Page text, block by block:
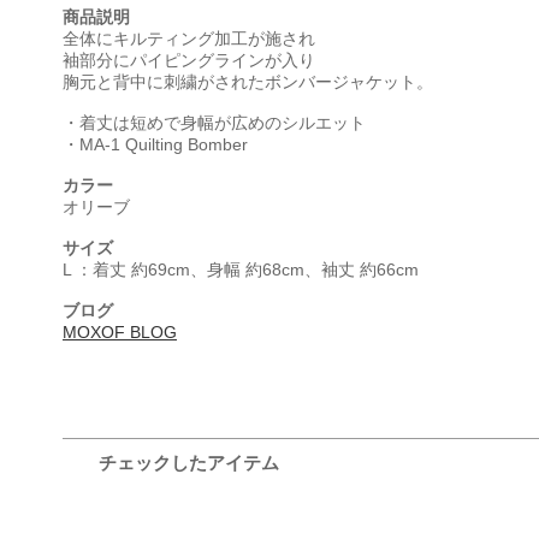
商品説明
全体にキルティング加工が施され
袖部分にパイピングラインが入り
胸元と背中に刺繍がされたボンバージャケット。
・着丈は短めで身幅が広めのシルエット
・MA-1 Quilting Bomber
カラー
オリーブ
サイズ
L ：着丈 約69cm、身幅 約68cm、袖丈 約66cm
ブログ
MOXOF BLOG
チェックしたアイテム